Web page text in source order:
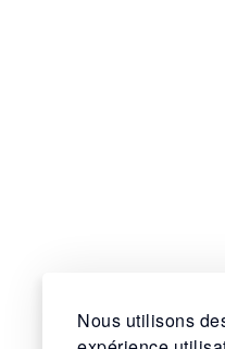
Nous utilisons